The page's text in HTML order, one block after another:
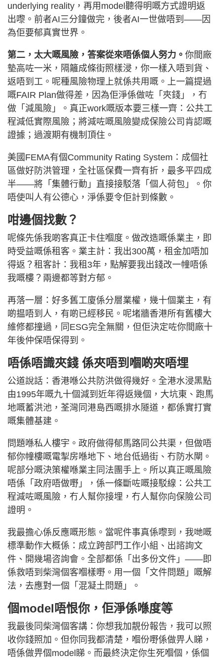
underlying reality，再用model聽得明嘅方式證明返
出嚟。前者AI三分鐘做完，後者AI一世做唔到——因
為佢要郁真實世界。
第二，太大嘅風險，答案從來唔係個人努力。 你間廠
墊高咗一米，隔籬成條街照樣浸，你一樣入唔到貨、
返唔到工。呢種風險物理上就係共用嘅。上一篇提過
嘅FAIR Plan做得差，因為佢淨係做咗「夾錢」，冇
做「減風險」。真正work嘅版本要三樣一齊：公共工
程減低實際風險；將減咗嘅風險變成保險公司肯認嘅
證據；過渡期有機制頂住。
美國FEMA有個Community Rating System：成個社
區做好防洪管理，全社區保費一齊有折，最多平四成
半——將「集體行動」直接接駁落「個人荷包」。你
唔使叫人有公德心，淨係要令佢計到條數。
咁邊個找數？
呢條先係我啲客真正卡住嗰度。做改造嘅係業主，即
時受益嘅係租客。業主計：我出300萬，租金加唔加
得返？租客計：我租3年，點解要我出錢改一幢唔係
我嘅樓？兩邊都等對方郁。
再落一層：好多舊工廈係分層業權，幾十個業主，有
啲揾唔到人，有啲已經移民。呢堵牆香港所有舊樓大
維修都撞過，同ESG完全無關，但佢決定咗你間廠十
年後仲保唔保得到。
唔係唔識夾錢 係夾唔到嗰啲夾唔埋
公道說話：香港喺公共防洪做得幾好。全港水浸黑點
由1995年嘅九十個減到近年得返幾個，大坑東、跑馬
地嘅蓄洪池，荃灣同港島西嘅排水隧道，都係實打實
嘅集體基建。
問題喺私人樓宇。政府做得郁馬路同公共渠，但做唔
郁你幢樓嘅電掣房喺地下、地台低過街、冇防水閘。
呢部分嘅決策權喺業主同法團手上。所以真正嘅風險
唔係「政府唔做嘢」，係一條斷咗嘅接駁線：公共工
程減咗嘅風險，冇人幫你接埋，冇人幫你向保險公司
證明。
我最擔心係反應嘅形態。當呢件事真係嚟到，我哋嘅
標準動作大概係：成立跨部門工作小組、出諮詢文
件、開幾場咨詢會。全部都係「出多份文件」——即
係救唔到柴灣個客嗰樣嘢。用一個「文件問題」嘅解
法，去應對一個「混凝土問題」。
個model唔恨你，佢淨係喺度等
我最後同柴灣個客講：你想我加靚份報告，我可以照
收你錢照加。但你同我都清楚，嗰份嘢係做畀人睇，
唔係做畀個model睇。而最終決定你生死嗰個，係個